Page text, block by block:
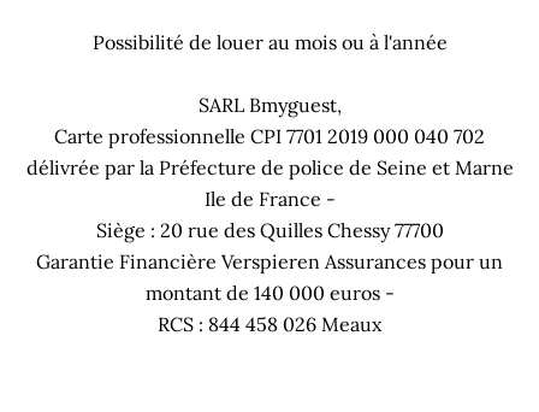
Possibilité de louer au mois ou à l'année
SARL Bmyguest,
Carte professionnelle CPI 7701 2019 000 040 702
délivrée par la Préfecture de police de Seine et Marne
Ile de France -
Siège : 20 rue des Quilles Chessy 77700
Garantie Financière Verspieren Assurances pour un
montant de 140 000 euros -
RCS : 844 458 026 Meaux